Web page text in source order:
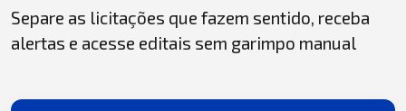
Separe as licitações que fazem sentido, receba
alertas e acesse editais sem garimpo manual